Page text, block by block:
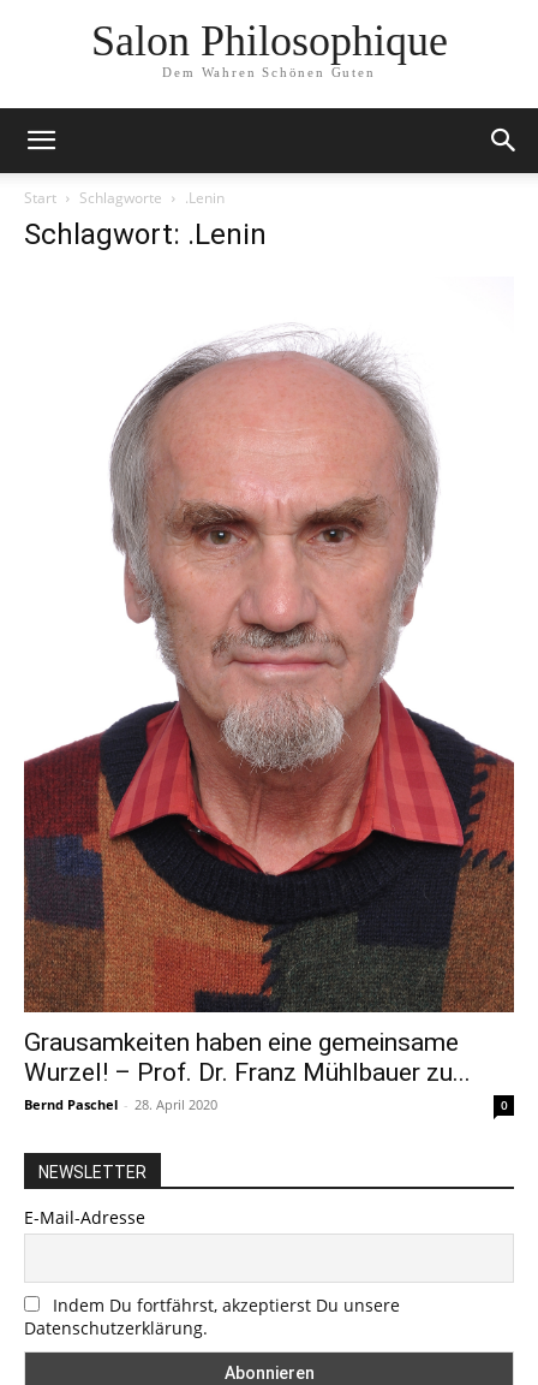
Salon Philosophique
Dem Wahren Schönen Guten
Start Schlagworte .Lenin
Schlagwort: .Lenin
Grausamkeiten haben eine gemeinsame
Wurzel! – Prof. Dr. Franz Mühlbauer zu...
Bernd Paschel - 28. April 2020 0
NEWSLETTER
E-Mail-Adresse
Indem Du fortfährst, akzeptierst Du unsere
Datenschutzerklärung.